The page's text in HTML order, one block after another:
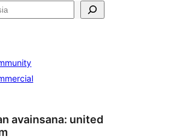
avainsana: united